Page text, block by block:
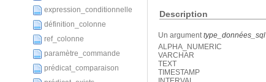
expression_conditionnelle
définition_colonne
ref_colonne
paramètre_commande
prédicat_comparaison
Description
Un argumenttype_données_sql
ALPHA_NUMERIC
VARCHAR
TEXT
TIMESTAMP